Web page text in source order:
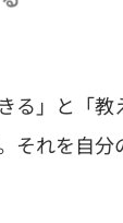
る」と「
それを自